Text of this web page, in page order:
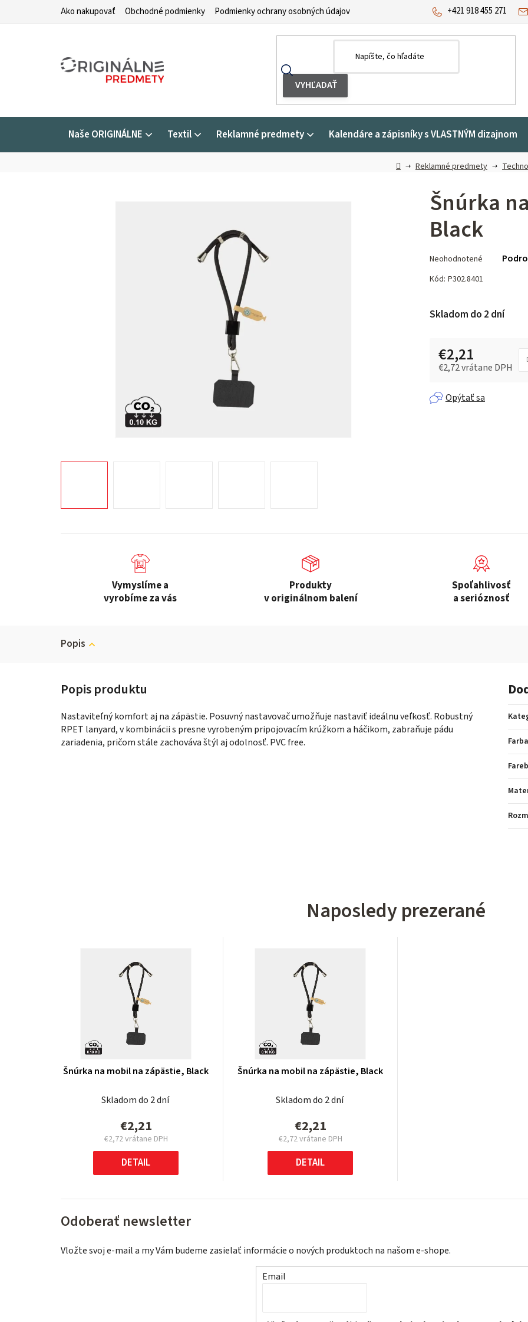
Ako nakupovať Obchodné podmienky Podmienky ochrany osobných údajov +421 918 455 271
Naše ORIGINÁLNE Textil Reklamné predmety Kalendáre a zápisníky s VLASTNÝM dizajnom
DomovReklamné predmety
Šnúrka
Black
hodnotenie
produktu
z 5
Neohodnotené
Kód: P302.8401
Skladom do 2 dní
€2,21
€2,72 vrátane DPH
Opýtať sa
Vymyslíme a
vyrobíme za vás
Produkty
v originálnom balení
Spoľahlivosť
a serióznosť
Popis
Nastaviteľný komfort aj na zápästie. Posuvný nastavovač umožňuje nastaviť ideálnu veľkosť. Robustný
RPET lanyard, v kombinácii s presne vyrobeným pripojovacím krúžkom a háčikom, zabraňuje pádu
zariadenia, pričom stále zachováva štýl aj odolnosť. PVC free.
Farba
Naposledy prezerané
Šnúrka na mobil na zápästie, Black
Skladom do 2 dní
€2,21
€2,72 vrátane DPH
Jednotková
cena:
DETAIL
Šnúrka na mobil na zápästie, Black
Skladom do 2 dní
€2,21
€2,72 vrátane DPH
Jednotková
cena:
DETAIL
Odoberať newsletter
Vložte svoj e-mail a my Vám budeme zasielať informácie o nových produktoch na našom e-shope.
Email